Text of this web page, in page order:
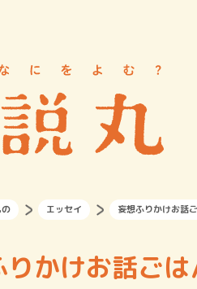
エッセイ 妄想ふりかけお話
りかけお話ご